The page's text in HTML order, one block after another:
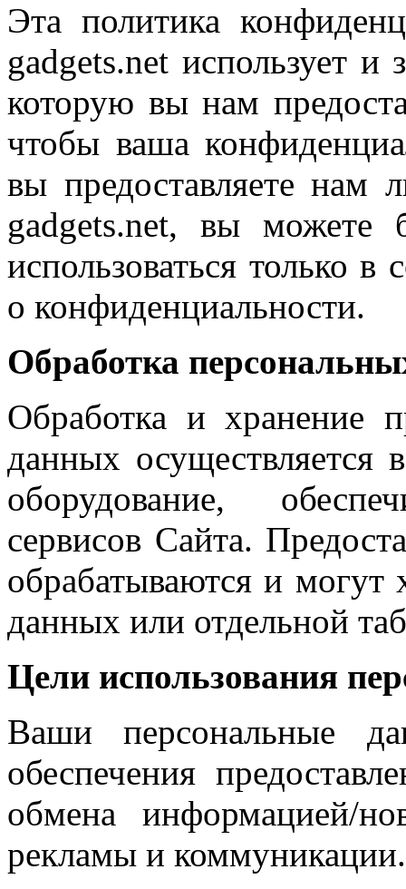
Эта политика
gadgets.net использует
которую вы нам
чтобы ваша
вы предоставляете
gadgets.net, вы можете
использоваться только в
о конфиденциальности.
Обработка
Обработка и хранение
данных осуществляется
оборудование,
сервисов Сайта.
обрабатываются и могут
данных или отдельной
Цели использования
Ваши персональные
обеспечения
обмена информацией/
рекламы и коммуникации.